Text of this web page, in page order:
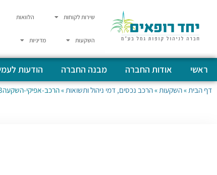
שירות לקוחות הלוואות
השקעות מדיניות
ראשי אודות החברה מבנה החברה הודעות
דף הבית »השקעות »הרכב נכסים, דמי ניהול ותשואות »הרכב-אפיקי-השקעה573